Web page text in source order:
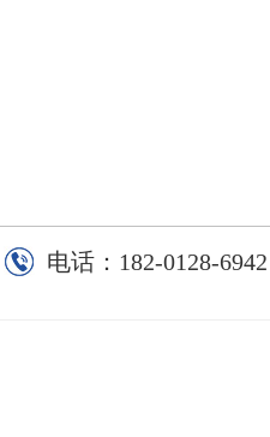
电话： 182-0128-6942